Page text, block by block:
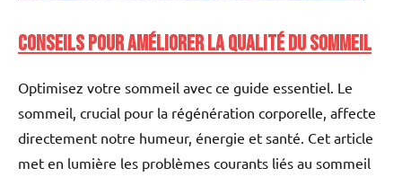
Conseils pour améliorer la qualité du sommeil
Optimisez votre sommeil avec ce guide essentiel. Le
sommeil, crucial pour la régénération corporelle, affecte
directement notre humeur, énergie et santé. Cet article
met en lumière les problèmes courants liés au sommeil